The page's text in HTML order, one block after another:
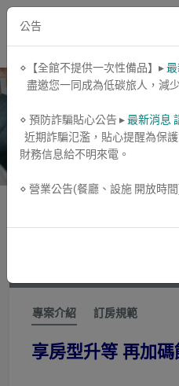
紓遊島旅【享客房
專案介紹 訂房規範
享房型升等 再加
公告
⋄【全館不提供一次性備品】▸
盡邀您一同成為低碳旅人，減
⋄ 預防詐騙貼心公告 ▸最新消息
近期詐騙氾濫，貼心提醒為保
財務信息給不明來電。
⋄ 營業公告(餐廳、設施 開放時